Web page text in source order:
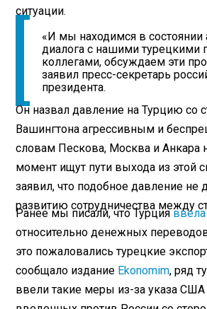
ситуации.
«И мы находимся в состоянии
диалога с нашими турецкими
коллегами, обсуждаем эти
заявил пресс-секретарь
президента.
Он назвал давление на Турцию со
Вашингтона агрессивным и
словам Пескова, Москва и Анкара
момент ищут пути выхода из этой
заявил, что подобное давление
развитию сотрудничества между
Ранее мы писали, что Турцияввела
относительно денежных
это пожаловались турецкие
сообщало издание Ekonomim, ряд
ввели такие меры из-за указа США